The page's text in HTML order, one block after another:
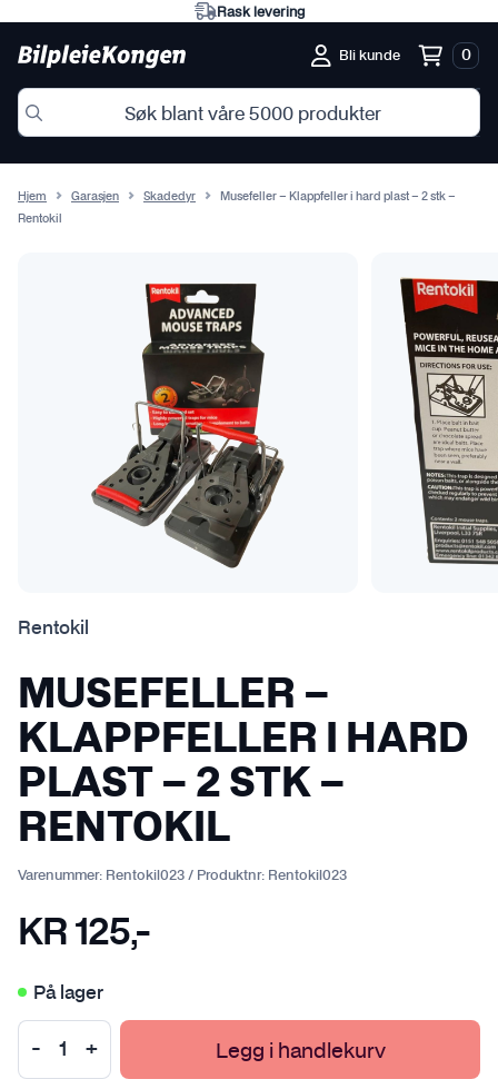
Rask levering
Bli kunde 0
Hjem Garasjen Skadedyr
Musefeller – Klappfeller i hard plast – 2 stk –
Rentokil
Rentokil
MUSEFELLER –
KLAPPFELLER I HARD
PLAST – 2 STK –
RENTOKIL
Varenummer: Rentokil023 / Produktnr: Rentokil023
KR 125,-
På lager
Legg i handlekurv